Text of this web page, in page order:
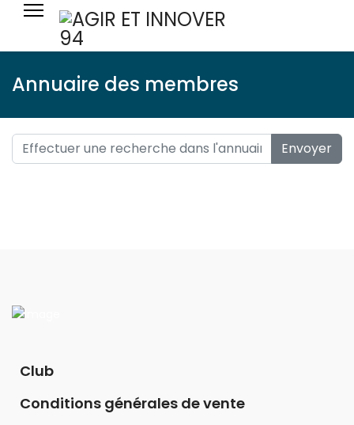
Annuaire des membres
Envoyer
Club
Conditions générales de vente